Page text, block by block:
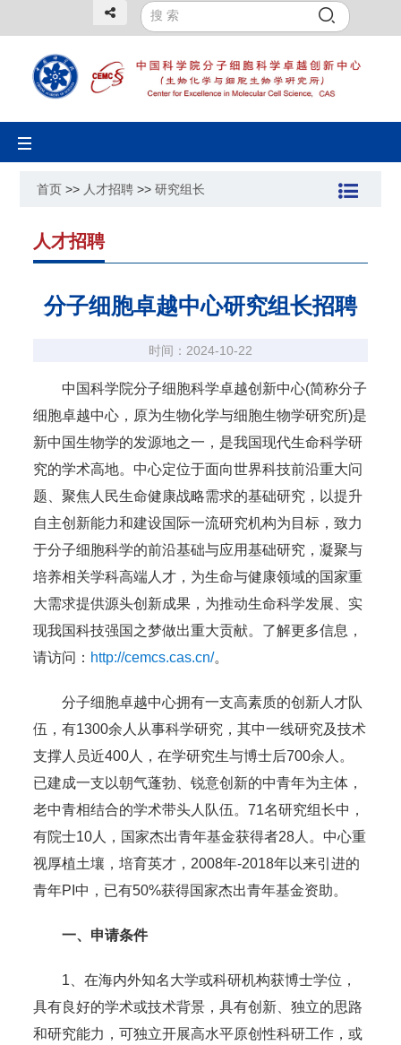
Toggle
navigation
首页 >> 人才招聘 >>研究组长
人才招聘
分子细胞卓越中心研究组长招聘
时间：2024-10-22
中国科学院分子细胞科学卓越创新中心(简称分子
细胞卓越中心，原为生物化学与细胞生物学研究所)是
新中国生物学的发源地之一，是我国现代生命科学研
究的学术高地。中心定位于面向世界科技前沿重大问
题、聚焦人民生命健康战略需求的基础研究，以提升
自主创新能力和建设国际一流研究机构为目标，致力
于分子细胞科学的前沿基础与应用基础研究，凝聚与
培养相关学科高端人才，为生命与健康领域的国家重
大需求提供源头创新成果，为推动生命科学发展、实
现我国科技强国之梦做出重大贡献。了解更多信息，
请访问： http://cemcs.cas.cn/。
分子细胞卓越中心拥有一支高素质的创新人才队
伍，有1300余人从事科学研究，其中一线研究及技术
支撑人员近400人，在学研究生与博士后700余人。
已建成一支以朝气蓬勃、锐意创新的中青年为主体，
老中青相结合的学术带头人队伍。71名研究组长中，
有院士10人，国家杰出青年基金获得者28人。中心重
视厚植土壤，培育英才，2008年-2018年以来引进的
青年PI中，已有50%获得国家杰出青年基金资助。
一、申请条件
1、在海内外知名大学或科研机构获博士学位，
具有良好的学术或技术背景，具有创新、独立的思路
和研究能力，可独立开展高水平原创性科研工作，或